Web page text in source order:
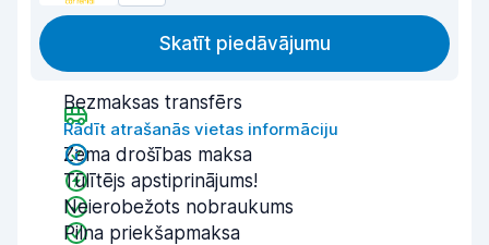
Skatīt piedāvājumu
Bezmaksas transfērs
Rādīt atrašanās vietas informāciju
Zema drošības maksa
Tūlītējs apstiprinājums!
Neierobežots nobraukums
Pilna priekšapmaksa